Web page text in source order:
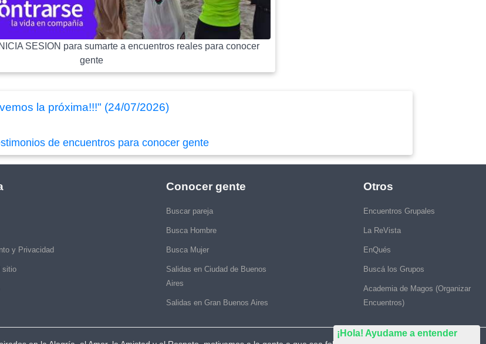
¡Hola! Ayudame a entender
SESION para sumarte a encuentros reales para conocer
gente
la próxima!!!" (24/07/2026)
de encuentros para conocer gente
y Privacidad
sitio
Conocer gente
Buscar pareja
Busca Hombre
Busca Mujer
Salidas en Ciudad de Buenos
Aires
Salidas en Gran Buenos Aires
Otros
Encuentros Grupales
La ReVista
EnQués
Buscá los Grupos
Academia de Magos (Organizar
Encuentros)